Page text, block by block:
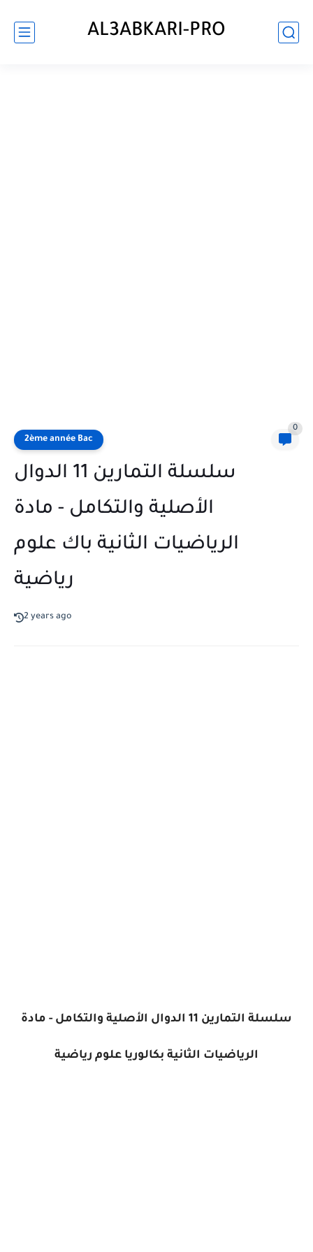
AL3ABKARI-PRO
2ème année Bac
0
سلسلة التمارين 11 الدوال
الأصلية والتكامل - مادة
الرياضيات الثانية باك علوم
رياضية
2 years ago
سلسلة التمارين 11 الدوال الأصلية والتكامل - مادة
الرياضيات الثانية بكالوريا علوم رياضية